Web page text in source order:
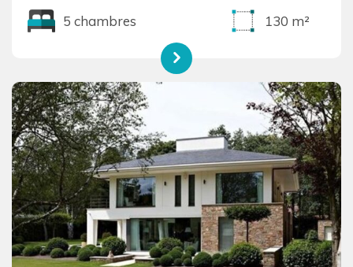
5 chambres 130 m²